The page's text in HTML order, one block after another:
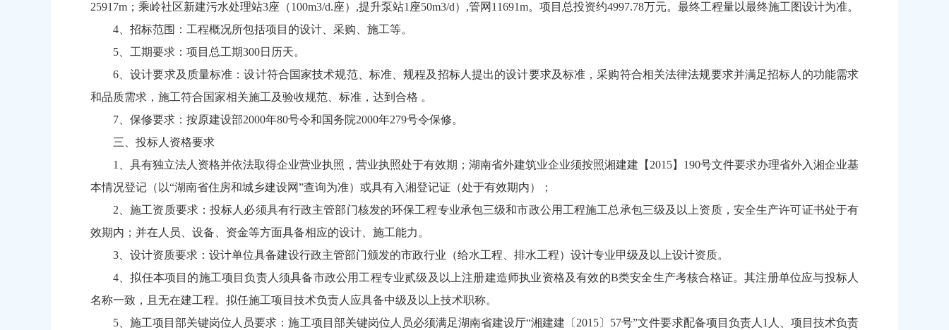
25917m；乘岭社区新建污水处理站3座（100m3/d.座）,提升泵站1座50m3/d）,管网11691m。项目总投资约4997.78万元。最终工程量以最终施工图设计为准。
4、招标范围：工程概况所包括项目的设计、采购、施工等。
5、工期要求：项目总工期300日历天。
6、设计要求及质量标准：设计符合国家技术规范、标准、规程及招标人提出的设计要求及标准，采购符合相关法律法规要求并满足招标人的功能需求
和品质需求，施工符合国家相关施工及验收规范、标准，达到合格 。
7、保修要求：按原建设部2000年80号令和国务院2000年279号令保修。
三、投标人资格要求
1、具有独立法人资格并依法取得企业营业执照，营业执照处于有效期；湖南省外建筑业企业须按照湘建建【2015】190号文件要求办理省外入湘企业基
本情况登记（以“湖南省住房和城乡建设网”查询为准）或具有入湘登记证（处于有效期内）；
2、施工资质要求：投标人必须具有行政主管部门核发的环保工程专业承包三级和市政公用工程施工总承包三级及以上资质，安全生产许可证书处于有
效期内；并在人员、设备、资金等方面具备相应的设计、施工能力。
3、设计资质要求：设计单位具备建设行政主管部门颁发的市政行业（给水工程、排水工程）设计专业甲级及以上设计资质。
4、拟任本项目的施工项目负责人须具备市政公用工程专业贰级及以上注册建造师执业资格及有效的B类安全生产考核合格证。其注册单位应与投标人
名称一致，且无在建工程。拟任施工项目技术负责人应具备中级及以上技术职称。
5、施工项目部关键岗位人员要求：施工项目部关键岗位人员必须满足湖南省建设厅“湘建建〔2015〕57号”文件要求配备项目负责人1人、项目技术负责